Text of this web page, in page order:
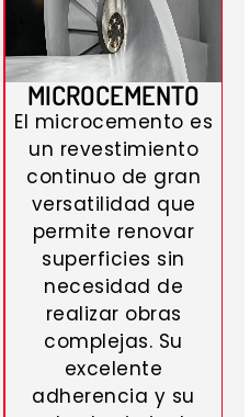
MICROCEMENTO
El microcemento es
un revestimiento
continuo de gran
versatilidad que
permite renovar
superficies sin
necesidad de
realizar obras
complejas. Su
excelente
adherencia y su